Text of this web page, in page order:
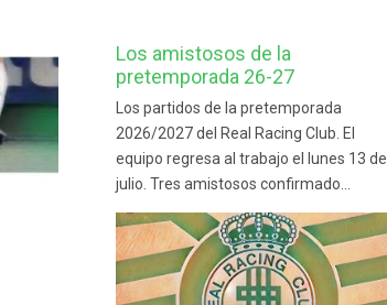
Los amistosos de la
pretemporada 26-27
Los partidos de la pretemporada
2026/2027 del Real Racing Club. El
equipo regresa al trabajo el lunes 13 de
julio. Tres amistosos confirmado...